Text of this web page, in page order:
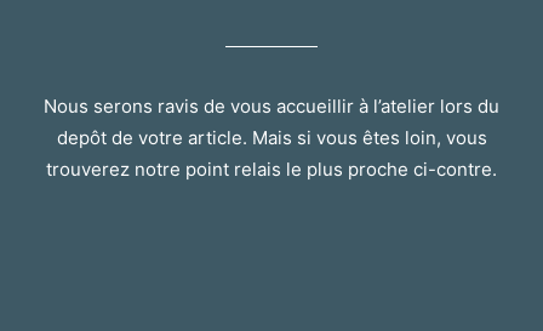
Nous serons ravis de vous accueillir à l’atelier lors du
depôt de votre article. Mais si vous êtes loin, vous
trouverez notre point relais le plus proche ci-contre.